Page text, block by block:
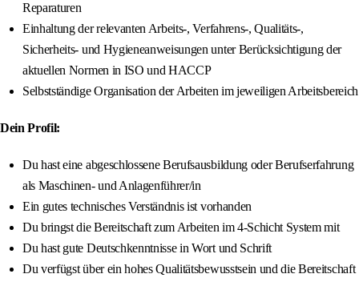
Reparaturen
Einhaltung der relevanten Arbeits-, Verfahrens-, Qualitäts-,
Sicherheits- und Hygieneanweisungen unter Berücksichtigung der
aktuellen Normen in ISO und HACCP
Selbstständige Organisation der Arbeiten im jeweiligen Arbeitsbereich
Dein Profil:
Du hast eine abgeschlossene Berufsausbildung oder Berufserfahrung
als Maschinen- und Anlagenführer/in
Ein gutes technisches Verständnis ist vorhanden
Du bringst die Bereitschaft zum Arbeiten im 4-Schicht System mit
Du hast gute Deutschkenntnisse in Wort und Schrift
Du verfügst über ein hohes Qualitätsbewusstsein und die Bereitschaft